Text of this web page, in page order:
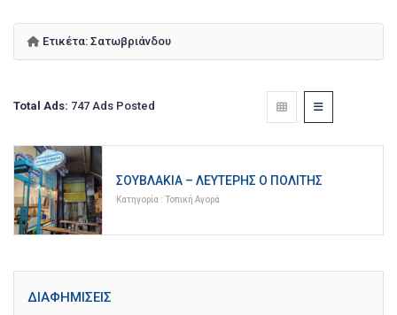
Ετικέτα: Σατωβριάνδου
Total Ads: 747 Ads Posted
ΣΟΥΒΛΆΚΙΑ – ΛΕΥΤΈΡΗΣ Ο ΠΟΛΊΤΗΣ
Κατηγορία : Τοπική Αγορά
ΔΙΑΦΗΜΊΣΕΙΣ